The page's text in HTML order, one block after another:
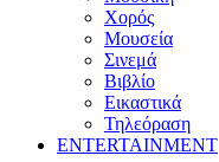
Χορός
Μουσεία
Σινεμά
Βιβλίο
Εικαστικά
Τηλεόραση
ENTERTAINMENT